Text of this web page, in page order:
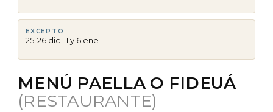
EXCEPTO
25-26 dic · 1 y 6 ene
MENÚ PAELLA O FIDEUÁ
(RESTAURANTE)